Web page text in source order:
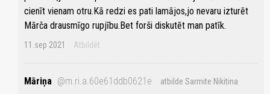
cienīt vienam otru.Kā redzi es pati lamājos,jo nevaru izturēt
Mārča drausmīgo rupjību.Bet forši diskutēt man patīk.
11.sep 2021 Atbildēt
Māriņa @m.ri.a.60e61ddb0621e atbilde Sarmite Nikitina